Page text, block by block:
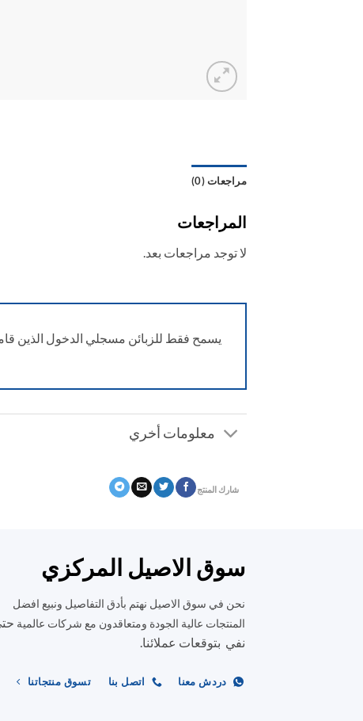
مراجعات (0)
المراجعات
لا توجد مراجعات بعد.
يسمح فقط للزبائن مسجلي الدخول الذين
معلومات أخري
شارك المنتج
سوق الاصيل المركزي
نحن في سوق الاصيل نهتم بأدق التفاصيل ونبيع افضل
المنتجات عالية الجودة ومتعاقدون مع شركات عالمية
نفي بتوقعات عملائنا.
دردش معنا اتصل بنا تسوق منتجاتنا